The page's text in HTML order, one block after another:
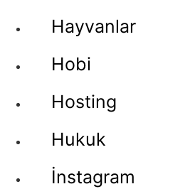
Hayvanlar
Hobi
Hosting
Hukuk
İnstagram